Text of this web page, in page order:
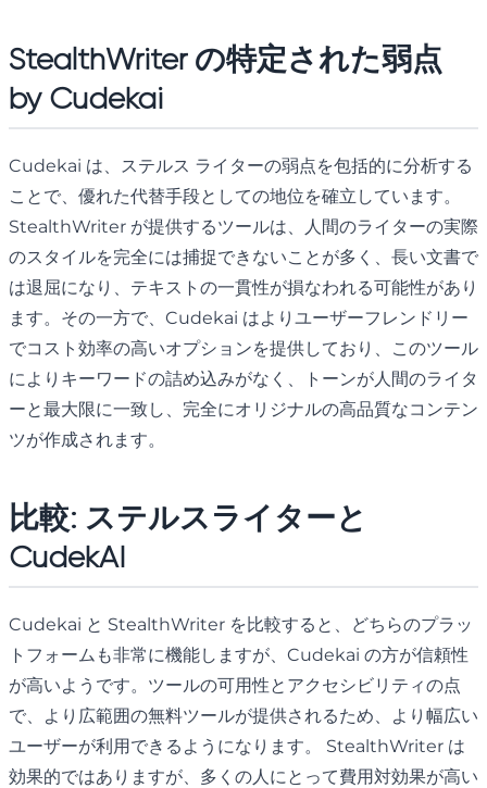
StealthWriter の特定された弱点
by Cudekai
Cudekai は、ステルス ライターの弱点を包括的に分析する
ことで、優れた代替手段としての地位を確立しています。
StealthWriter が提供するツールは、人間のライターの実際
のスタイルを完全には捕捉できないことが多く、長い文書で
は退屈になり、テキストの一貫性が損なわれる可能性があり
ます。その一方で、Cudekai はよりユーザーフレンドリー
でコスト効率の高いオプションを提供しており、このツール
によりキーワードの詰め込みがなく、トーンが人間のライタ
ーと最大限に一致し、完全にオリジナルの高品質なコンテン
ツが作成されます。
比較: ステルスライターと
CudekAI
Cudekai と StealthWriter を比較すると、どちらのプラッ
トフォームも非常に機能しますが、Cudekai の方が信頼性
が高いようです。ツールの可用性とアクセシビリティの点
で、より広範囲の無料ツールが提供されるため、より幅広い
ユーザーが利用できるようになります。 StealthWriter は
効果的ではありますが、多くの人にとって費用対効果が高い